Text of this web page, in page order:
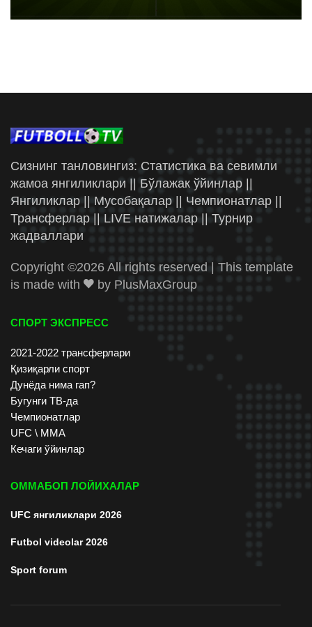
Сизнинг танловингиз: Статистика ва севимли
жамоа янгиликлари || Бўлажак ўйинлар ||
Янгиликлар || Мусобақалар || Чемпионатлар ||
Трансферлар || LIVE натижалар || Турнир
жадваллари
Copyright ©2026 All rights reserved | This template
is made with
by PlusMaxGroup
СПОРТ ЭКСПРЕСС
2021-2022 трансферлари
Қизиқарли спорт
Дунёда нима гап?
Бугунги ТВ-да
Чемпионатлар
UFC \ ММА
Кечаги ўйинлар
ОММАБОП ЛОЙИХАЛАР
UFC янгиликлари 2026
Futbol videolar 2026
Sport forum